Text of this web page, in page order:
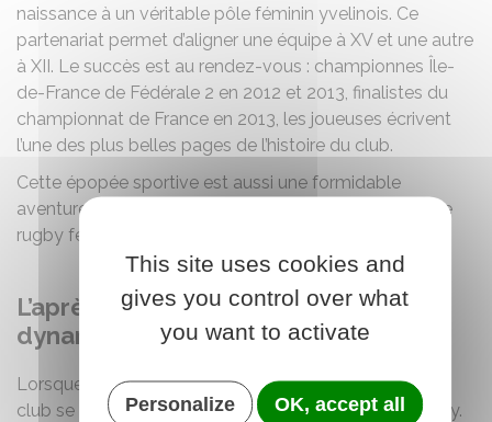
naissance à un véritable pôle féminin yvelinois. Ce
partenariat permet d’aligner une équipe à XV et une autre
à XII. Le succès est au rendez-vous : championnes Île-
de-France de Fédérale 2 en 2012 et 2013, finalistes du
championnat de France en 2013, les joueuses écrivent
l’une des plus belles pages de l’histoire du club.
Cette épopée sportive est aussi une formidable
aventure humaine, qui attire enfin les projecteurs sur le
rugby féminin ignymontain.
L’après-MLSGP et une nouvelle
dynamique
Lorsque l’entente avec le MLSGP prend fin en 2013, le
club se tourne vers un nouveau partenariat avec Limay.
This site uses cookies and
gives you control over what
you want to activate
Personalize OK, accept all